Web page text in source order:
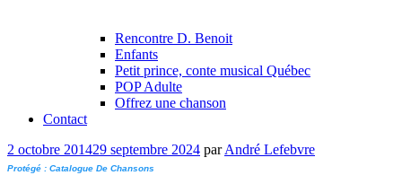
Rencontre D. Benoit
Enfants
Petit prince, conte musical Québec
POP Adulte
Offrez une chanson
Contact
Publié
le
2 octobre 201429 septembre 2024 parAndré Lefebvre
Protégé : Catalogue De Chansons